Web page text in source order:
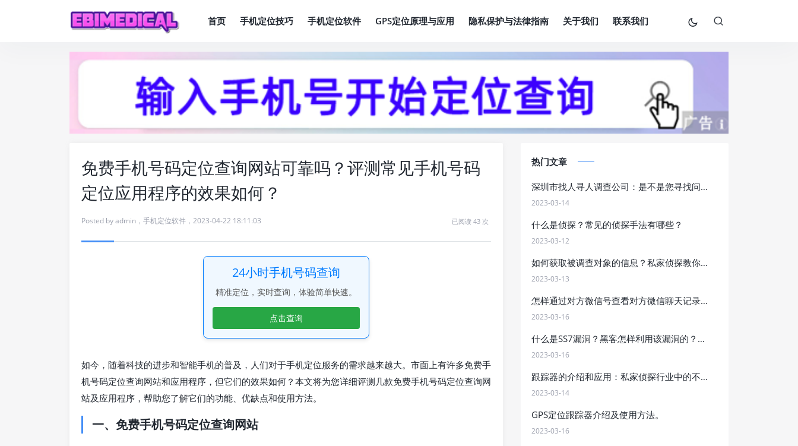
首页 手机定位技巧 手机定位软件 GPS定位原理与应用 隐私保护与法律指南 关于我们 联系我们
免费手机号码定位查询网站可靠吗？评测常见手机号码
定位应用程序的效果如何？
Posted byadmin ， 手机定位软件 ， 2023-04-22 18:11:03 已阅读 43 次
24小时手机号码查询
精准定位，实时查询，体验简单快速。
点击查询
如今，随着科技的进步和智能手机的普及，人们对于手机定位服务的需求越来越大。市面上有许多免费手
机号码定位查询网站和应用程序，但它们的效果如何？本文将为您详细评测几款免费手机号码定位查询网
站及应用程序，帮助您了解它们的功能、优缺点和使用方法。
一、免费手机号码定位查询网站
热门文章
深圳市找人寻人调查公司：是不是您寻找问题解决方案的最佳选择？
2023-03-14
什么是侦探？常见的侦探手法有哪些？
2023-03-12
如何获取被调查对象的信息？私家侦探教你五种方法！
2023-03-13
怎样通过对方微信号查看对方微信聊天记录？
2023-03-16
什么是SS7漏洞？黑客怎样利用该漏洞的？他的危害是什么？
2023-03-16
跟踪器的介绍和应用：私家侦探行业中的不可或缺工具，如何合法合规地应用跟踪器进行调查工作？
2023-03-14
GPS定位跟踪器介绍及使用方法。
2023-03-16